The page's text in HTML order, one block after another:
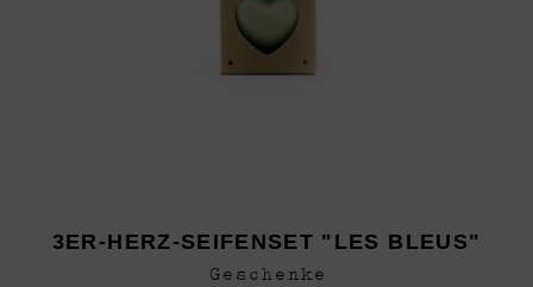
3ER-HERZ-SEIFENSET "LES BLEUS"
Geschenke